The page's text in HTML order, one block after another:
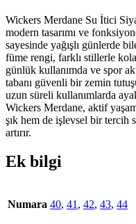
Wickers Merdane Su İtici
modern tasarımı ve
sayesinde yağışlı günlerde
füme rengi, farklı stillerle
günlük kullanımda ve spor
tabanı güvenli bir zemin
uzun süreli kullanımlarda
Wickers Merdane, aktif
şık hem de işlevsel bir tercih
artırır.
Ek bilgi
Numara 40, 41 , 42, 43, 44